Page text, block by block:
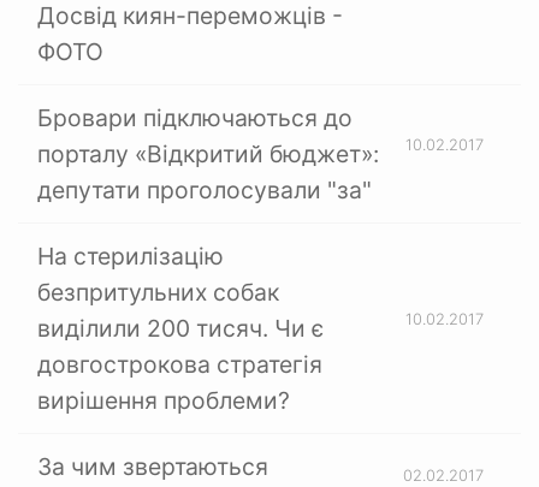
Досвід киян-переможців -
ФОТО
Бровари підключаються до
порталу «Відкритий бюджет»:
депутати проголосували "за"
10.02.2017
На стерилізацію
безпритульних собак
виділили 200 тисяч. Чи є
довгострокова стратегія
вирішення проблеми?
10.02.2017
За чим звертаються
02.02.2017